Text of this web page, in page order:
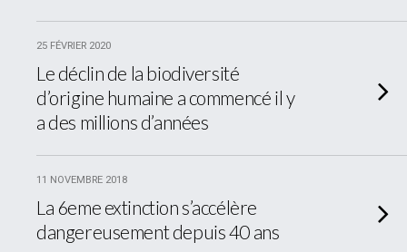
25 FÉVRIER 2020
Le déclin de la biodiversité
d’origine humaine a commencé il y
a des millions d’années
11 NOVEMBRE 2018
La 6eme extinction s’accélère
dangereusement depuis 40 ans